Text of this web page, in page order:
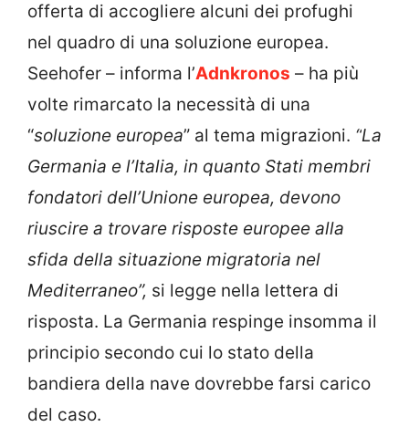
offerta di accogliere alcuni dei profughi
nel quadro di una soluzione europea.
Seehofer – informa l’Adnkronos – ha più
volte rimarcato la necessità di una
“soluzione europea” al tema migrazioni. “La
Germania e l’Italia, in quanto Stati membri
fondatori dell’Unione europea, devono
riuscire a trovare risposte europee alla
sfida della situazione migratoria nel
Mediterraneo”, si legge nella lettera di
risposta. La Germania respinge insomma il
principio secondo cui lo stato della
bandiera della nave dovrebbe farsi carico
del caso.